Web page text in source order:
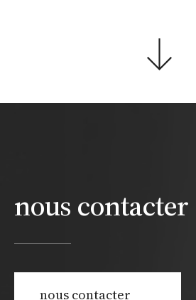
nous contacter
nous contacter